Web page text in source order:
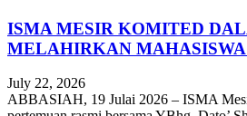
ISMA MESIR KOMITED
MELAHIRKAN
July 22, 2026
ABBASIAH, 19 Julai 2026 – ISMA